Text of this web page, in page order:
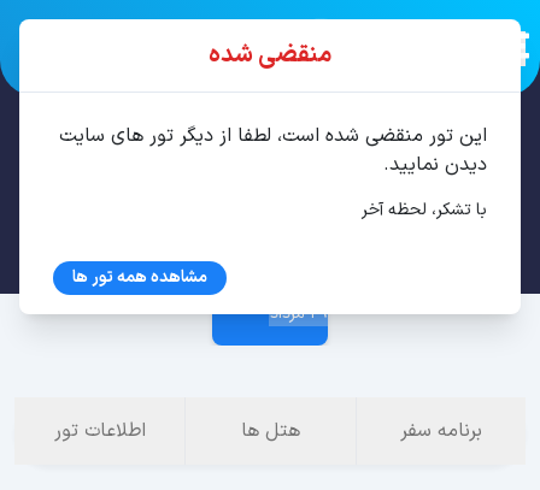
تور تفلیس، باتومی 6 شب مرداد
29 مرداد
برنامه سفر هتل ها اطلاعات تور
منقضی شده
این تور منقضی شده است، لطفا از دیگر تور های سایت
دیدن نمایید.
با تشکر، لحظه آخر
مشاهده همه تور ها